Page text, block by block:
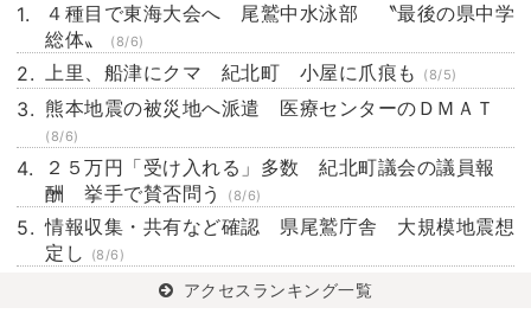
４種目で東海大会へ 尾鷲中水泳部 〝最後の県中学
総体〟
(8/6)
上里、船津にクマ 紀北町 小屋に爪痕も (8/5)
熊本地震の被災地へ派遣 医療センターのＤＭＡＴ
(8/6)
２５万円「受け入れる」多数 紀北町議会の議員報
酬 挙手で賛否問う
(8/6)
情報収集・共有など確認 県尾鷲庁舎 大規模地震想
定し
(8/6)
アクセスランキング一覧